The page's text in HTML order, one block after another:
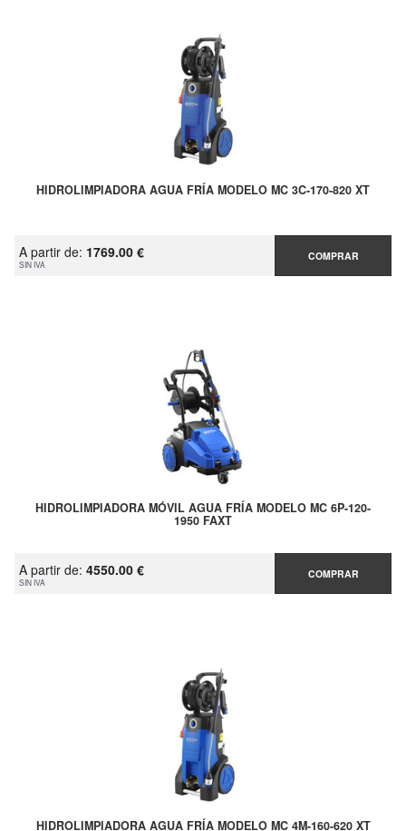
HIDROLIMPIADORA AGUA FRÍA MODELO MC 3C-170-820 XT
A partir de: 1769.00 €
SIN IVA
COMPRAR
HIDROLIMPIADORA MÓVIL AGUA FRÍA MODELO MC 6P-120-
1950 FAXT
A partir de: 4550.00 €
SIN IVA
COMPRAR
HIDROLIMPIADORA AGUA FRÍA MODELO MC 4M-160-620 XT